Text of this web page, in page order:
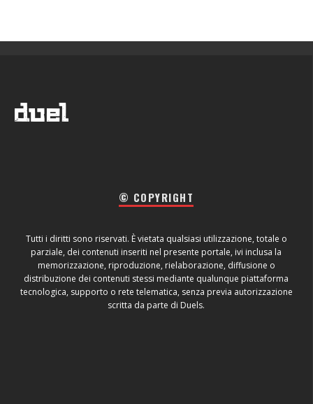
© COPYRIGHT
Tutti i diritti sono riservati. È vietata qualsiasi utilizzazione, totale o
parziale, dei contenuti inseriti nel presente portale, ivi inclusa la
memorizzazione, riproduzione, rielaborazione, diffusione o
distribuzione dei contenuti stessi mediante qualunque piattaforma
tecnologica, supporto o rete telematica, senza previa autorizzazione
scritta da parte di Duels.